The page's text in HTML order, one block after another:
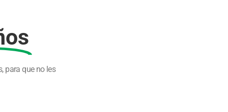
para que no les